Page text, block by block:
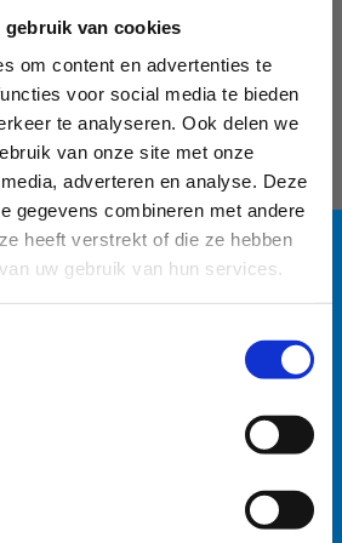
gebruik van cookies
om content en advertenties te
voor social media te bieden
te analyseren. Ook delen we
van onze site met onze
adverteren en analyse. Deze
gegevens combineren met andere
heeft verstrekt of die ze hebben
uw gebruik van hun services.
blauwalg vastgesteld in onze
Dit betekent dat er vanaf nu een
🛶 Roeien, kajakken en zeilen
maar kunnen mits volgende
vereniging of federatie
overnachting of een sportweekend